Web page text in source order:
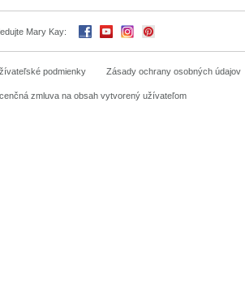
Mary Kay:
podmienky Zásady ochrany osobných údajov
zmluva na obsah vytvorený užívateľom